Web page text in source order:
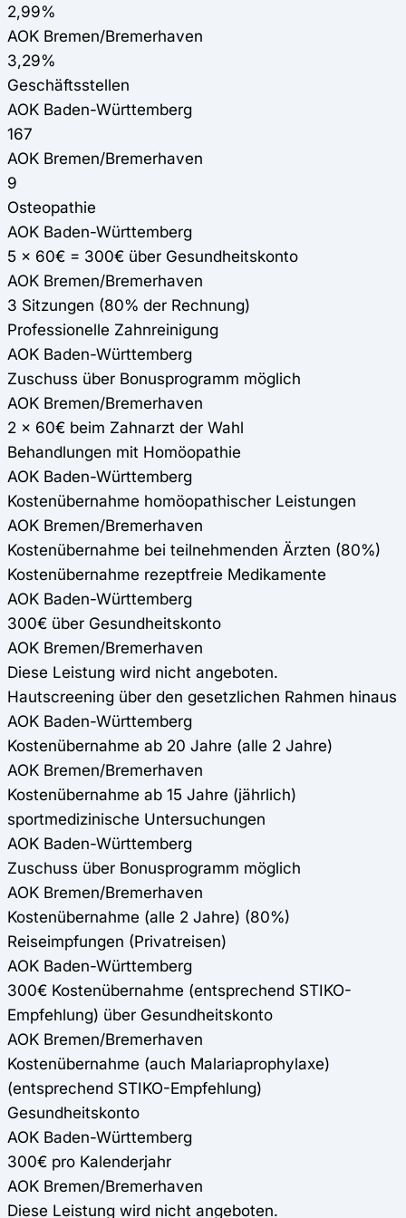
2,99%
AOK Bremen/Bremerhaven
3,29%
Geschäftsstellen
AOK Baden-Württemberg
167
AOK Bremen/Bremerhaven
9
Osteopathie
AOK Baden-Württemberg
5 x 60€ = 300€ über Gesundheitskonto
AOK Bremen/Bremerhaven
3 Sitzungen (80% der Rechnung)
Professionelle Zahnreinigung
AOK Baden-Württemberg
Zuschuss über Bonusprogramm möglich
AOK Bremen/Bremerhaven
2 x 60€ beim Zahnarzt der Wahl
Behandlungen mit Homöopathie
AOK Baden-Württemberg
Kostenübernahme homöopathischer Leistungen
AOK Bremen/Bremerhaven
Kostenübernahme bei teilnehmenden Ärzten (80%)
Kostenübernahme rezeptfreie Medikamente
AOK Baden-Württemberg
300€ über Gesundheitskonto
AOK Bremen/Bremerhaven
Diese Leistung wird nicht angeboten.
Hautscreening über den gesetzlichen Rahmen hinaus
AOK Baden-Württemberg
Kostenübernahme ab 20 Jahre (alle 2 Jahre)
AOK Bremen/Bremerhaven
Kostenübernahme ab 15 Jahre (jährlich)
sportmedizinische Untersuchungen
AOK Baden-Württemberg
Zuschuss über Bonusprogramm möglich
AOK Bremen/Bremerhaven
Kostenübernahme (alle 2 Jahre) (80%)
Reiseimpfungen (Privatreisen)
AOK Baden-Württemberg
300€ Kostenübernahme (entsprechend STIKO-
Empfehlung) über Gesundheitskonto
AOK Bremen/Bremerhaven
Kostenübernahme (auch Malariaprophylaxe)
(entsprechend STIKO-Empfehlung)
Gesundheitskonto
AOK Baden-Württemberg
300€ pro Kalenderjahr
AOK Bremen/Bremerhaven
Diese Leistung wird nicht angeboten.